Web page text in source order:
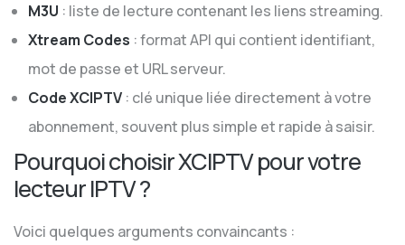
M3U : liste de lecture contenant les liens streaming.
Xtream Codes : format API qui contient identifiant,
mot de passe et URL serveur.
Code XCIPTV : clé unique liée directement à votre
abonnement, souvent plus simple et rapide à saisir.
Pourquoi choisir XCIPTV pour votre
lecteur IPTV ?
Voici quelques arguments convaincants :